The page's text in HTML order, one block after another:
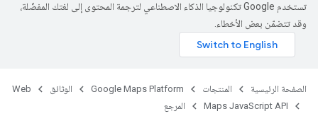
تستخدم Google تكنولوجيا الذكاء الاصطناعي لترجمة المحتوى إلى لغتك المفضّلة،
وقد تتضمّن بعض الأخطاء.
الصفحة الرئيسية المنتجات Google Maps Platform الوثائق
Web
Maps JavaScript API
المرجع